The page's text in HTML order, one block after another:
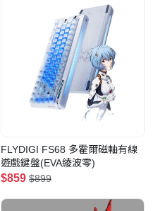
FLYDIGI FS68 多霍爾磁軸有線
遊戲鍵盤(EVA綾波零)
$859 $899